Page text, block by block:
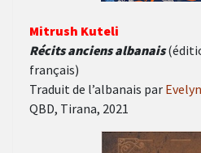
Mitrush Kuteli
Récits anciens albanais
français)
Traduit de l’albanais par
QBD, Tirana, 2021